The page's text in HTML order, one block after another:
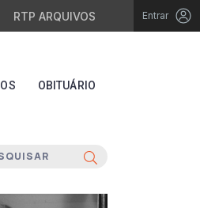
RTP ARQUIVOS Entrar
OBITUÁRIO